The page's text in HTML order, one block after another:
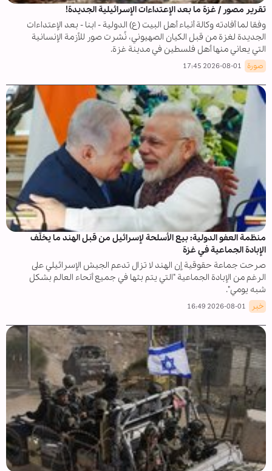
تقرير مصور / غزة ما بعد الإعتداءات الإسرائيلية الجديدة!
وفقا لما أفادته وکالة أنباء أهل البيت (ع) الدولية - ابنا - بعد الإعتداءات
الجديدة لغزة من قبل الکيان الصهيوني، نُشرت صور للأزمة الإنسانية
التي يعاني منها أهل فلسطين في مدينة غزة.
صورة 2026-08-01 17:45
منظمة العفو الدولية: بيع الأسلحة لإسرائيل من قبل الهند ما يخلّف
الإبادة الجماعية في غزة
صرحت جماعة حقوقية إن الهند لا تزال تدعم الجيش الإسرائيلي على
الرغم من الإبادة الجماعية "التي يتم بثها في جميع أنحاء العالم بشكل
شبه يومي".
خبر 2026-08-01 16:49